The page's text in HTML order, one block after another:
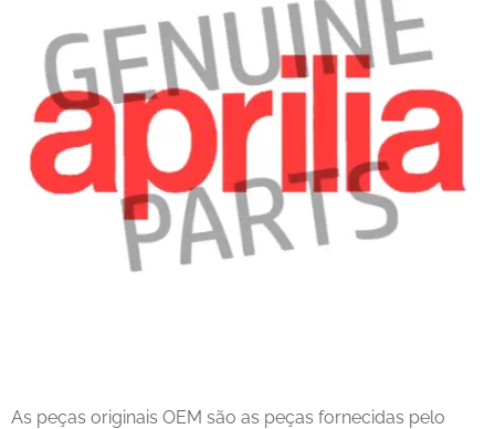
As peças originais OEM são as peças fornecidas pelo